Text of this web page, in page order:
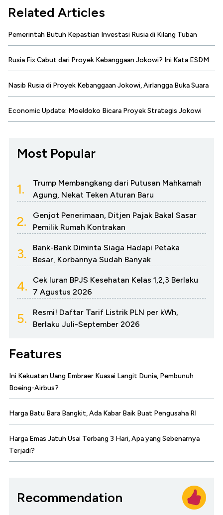
Related Articles
Pemerintah Butuh Kepastian Investasi Rusia di Kilang Tuban
Rusia Fix Cabut dari Proyek Kebanggaan Jokowi? Ini Kata ESDM
Nasib Rusia di Proyek Kebanggaan Jokowi, Airlangga Buka Suara
Economic Update: Moeldoko Bicara Proyek Strategis Jokowi
Most Popular
1.
Trump Membangkang dari Putusan Mahkamah
Agung, Nekat Teken Aturan Baru
2.
Genjot Penerimaan, Ditjen Pajak Bakal Sasar
Pemilik Rumah Kontrakan
3.
Bank-Bank Diminta Siaga Hadapi Petaka
Besar, Korbannya Sudah Banyak
4.
Cek Iuran BPJS Kesehatan Kelas 1,2,3 Berlaku
7 Agustus 2026
5.
Resmi! Daftar Tarif Listrik PLN per kWh,
Berlaku Juli-September 2026
Features
Ini Kekuatan Uang Embraer Kuasai Langit Dunia, Pembunuh
Boeing-Airbus?
Harga Batu Bara Bangkit, Ada Kabar Baik Buat Pengusaha RI
Harga Emas Jatuh Usai Terbang 3 Hari, Apa yang Sebenarnya
Terjadi?
Recommendation